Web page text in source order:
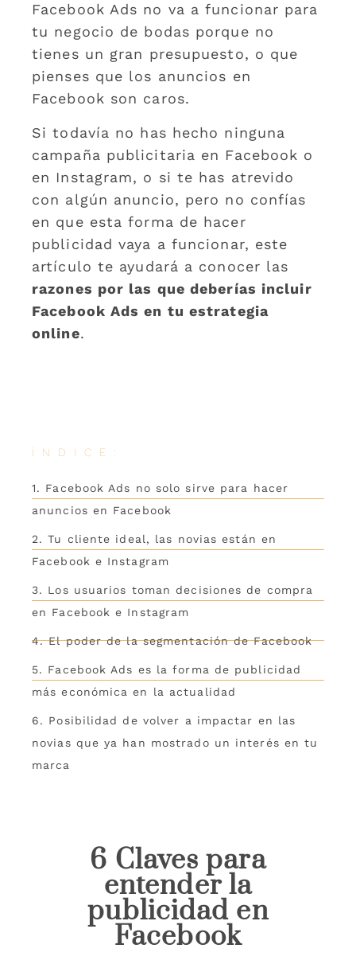
Facebook Ads no va a funcionar para
tu negocio de bodas porque no
tienes un gran presupuesto, o que
pienses que los anuncios en
Facebook son caros.
Si todavía no has hecho ninguna
campaña publicitaria en Facebook o
en Instagram, o si te has atrevido
con algún anuncio, pero no confías
en que esta forma de hacer
publicidad vaya a funcionar, este
artículo te ayudará a conocer las
razones por las que deberías incluir
Facebook Ads en tu estrategia
online.
ÍNDICE:
1. Facebook Ads no solo sirve para hacer
anuncios en Facebook
2. Tu cliente ideal, las novias están en
Facebook e Instagram
3. Los usuarios toman decisiones de compra
en Facebook e Instagram
4. El poder de la segmentación de Facebook
5. Facebook Ads es la forma de publicidad
más económica en la actualidad
6. Posibilidad de volver a impactar en las
novias que ya han mostrado un interés en tu
marca
6 Claves para
entender la
publicidad en
Facebook